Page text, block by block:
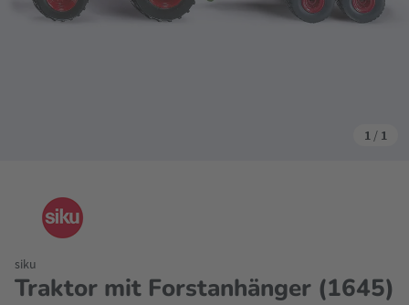
1 / 1
Traktor mit Forstanhänger (1645)
siku